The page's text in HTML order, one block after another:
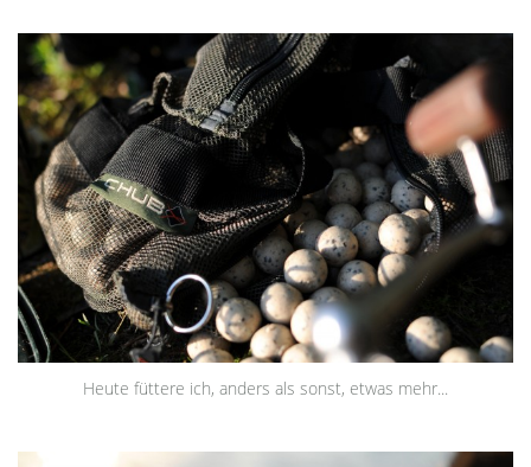
Heute füttere ich, anders als sonst, etwas mehr...